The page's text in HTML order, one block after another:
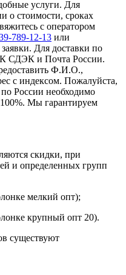
услуги. Для
о стоимости, сроках
с оператором
789-12-13 или
Для доставки по
СДЭК и Почта России.
Ф.И.О.,
с индексом. Пожалуйста,
России необходимо
Мы гарантируем
скидки, при
и определенных групп
мелкий опт);
крупный опт 20).
существуют